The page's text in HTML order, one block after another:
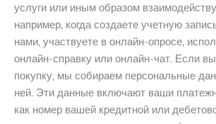
услуги или иным образом
например, когда создаете учетную
нами, участвуете в онлайн-опросе,
онлайн-справку или онлайн-чат. Если
покупку, мы собираем персональные
ней. Эти данные включают ваши
как номер вашей кредитной или